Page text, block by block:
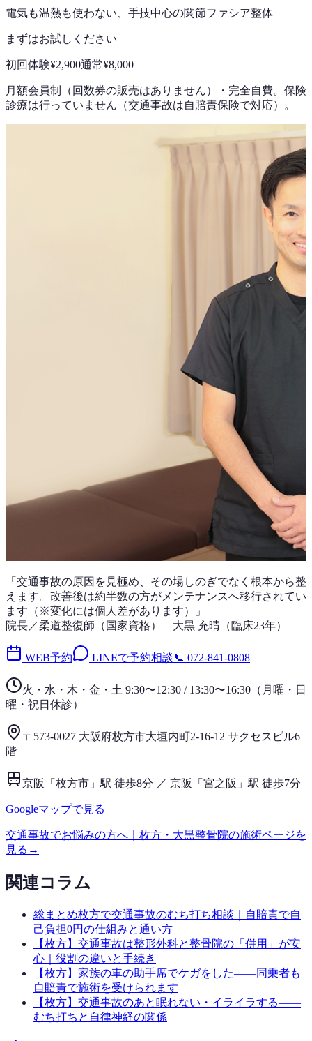
電気も温熱も使わない、手技中心の関節ファシア整体
まずはお試しください
初回体験¥2,900通常¥8,000
月額会員制（回数券の販売はありません） ・ 完全自費。保険
診療は行っていません（交通事故は自賠責保険で対応）。
「 交通事故の原因を見極め、その場しのぎでなく根本から整
えます。改善後は約半数の方がメンテナンスへ移行されてい
ます（※変化には個人差があります）」
院長／柔道整復師（国家資格）
大黒 充晴 （臨床23年）
WEB予約 LINEで予約相談📞 072-841-0808
火・水・木・金・土 9:30〜12:30 / 13:30〜16:30 （ 月曜・日
曜・祝日 休診）
〒573-0027 大阪府枚方市大垣内町2-16-12 サクセスビル6
階
京阪「枚方市」駅 徒歩8分 ／ 京阪「宮之阪」駅 徒歩7分
Googleマップで見る
交通事故でお悩みの方へ｜枚方・大黒整骨院の施術ページを
見る →
関連コラム
総まとめ枚方で交通事故のむち打ち相談｜自賠責で自
己負担0円の仕組みと通い方
【枚方】交通事故は整形外科と整骨院の「併用」が安
心｜役割の違いと手続き
【枚方】家族の車の助手席でケガをした——同乗者も
自賠責で施術を受けられます
【枚方】交通事故のあと眠れない・イライラする——
むち打ちと自律神経の関係